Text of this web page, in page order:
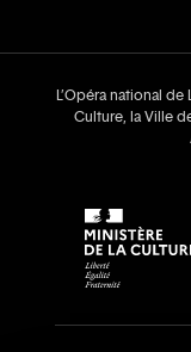
L’Opéra national
Culture, la Ville